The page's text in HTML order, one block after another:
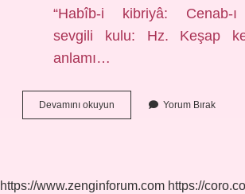
“Habîb-i kibriyâ: Cenab-ı
sevgili kulu: Hz. Keşap
anlamı…
Devamını okuyun
Kelimesinin
Yorum Bırak
https://www.zenginforum.com https://